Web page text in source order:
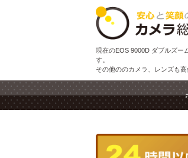
現在のEOS 9000D ダブルズー
す。
その他ののカメラ、レンズも高